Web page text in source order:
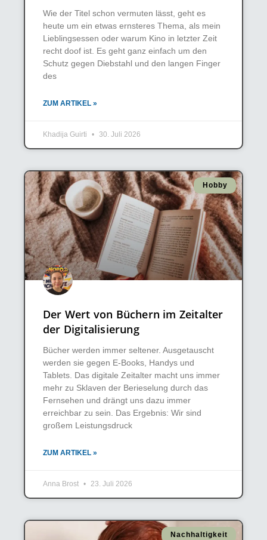
Wie der Titel schon vermuten lässt, geht es
heute um ein etwas ernsteres Thema, als mein
Lieblingsessen oder warum Kino in letzter Zeit
recht doof ist. Es geht ganz einfach um den
Schutz gegen Diebstahl und den langen Finger
des
ZUM ARTIKEL »
Khadija Guirti 30. Juli 2026
Hobby
Der Wert von Büchern im Zeitalter
der Digitalisierung
Bücher werden immer seltener. Ausgetauscht
werden sie gegen E-Books, Handys und
Tablets. Das digitale Zeitalter macht uns immer
mehr zu Sklaven der Berieselung durch das
Fernsehen und drängt uns dazu immer
erreichbar zu sein. Das Ergebnis: Wir sind
großem Leistungsdruck
ZUM ARTIKEL »
Anna Brost 23. Juli 2026
Nachhaltigkeit